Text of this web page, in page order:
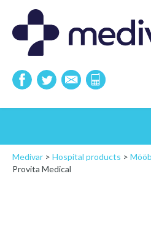
Medivar > Hospital products >
Provita Medical